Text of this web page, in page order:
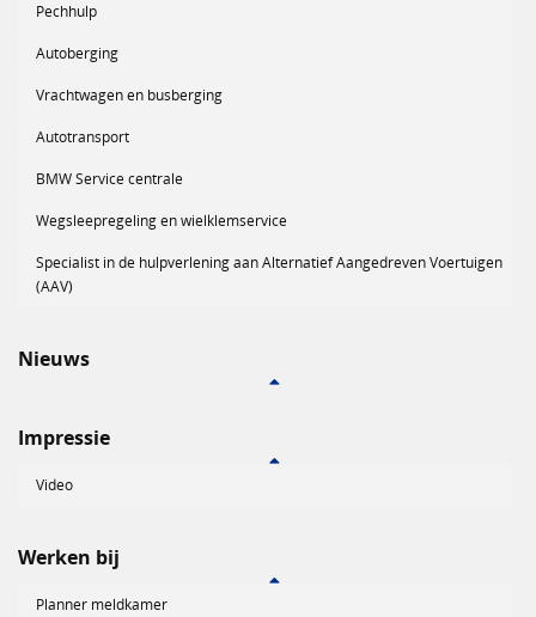
Pechhulp
Autoberging
Vrachtwagen en busberging
Autotransport
BMW Service centrale
Wegsleepregeling en wielklemservice
Specialist in de hulpverlening aan Alternatief Aangedreven Voertuigen
(AAV)
Nieuws
Impressie
Video
Werken bij
Planner meldkamer